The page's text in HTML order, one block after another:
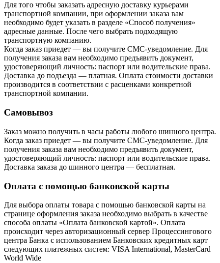
Для того чтобы заказать адресную доставку курьерами
транспортной компании, при оформлении заказа вам
необходимо будет указать в разделе «Способ получения»
адресные данные. После чего выбрать подходящую
транспортную компанию.
Когда заказ приедет — вы получите СМС-уведомление. Для
получения заказа вам необходимо предъявить документ,
удостоверяющий личность: паспорт или водительские права.
Доставка до подъезда — платная. Оплата стоимости доставки
производится в соответствии с расценками конкретной
транспортной компании.
Самовывоз
Заказ можно получить в часы работы любого шинного центра.
Когда заказ приедет — вы получите СМС-уведомление. Для
получения заказа вам необходимо предъявить документ,
удостоверяющий личность: паспорт или водительские права.
Доставка заказа до шинного центра — бесплатная.
Оплата с помощью банковской карты
Для выбора оплаты товара с помощью банковской карты на
странице оформления заказа необходимо выбрать в качестве
способа оплаты «Оплата банковской картой». Оплата
происходит через авторизационный сервер Процессингового
центра Банка с использованием Банковских кредитных карт
следующих платежных систем: VISA International, MasterCard
World Wide